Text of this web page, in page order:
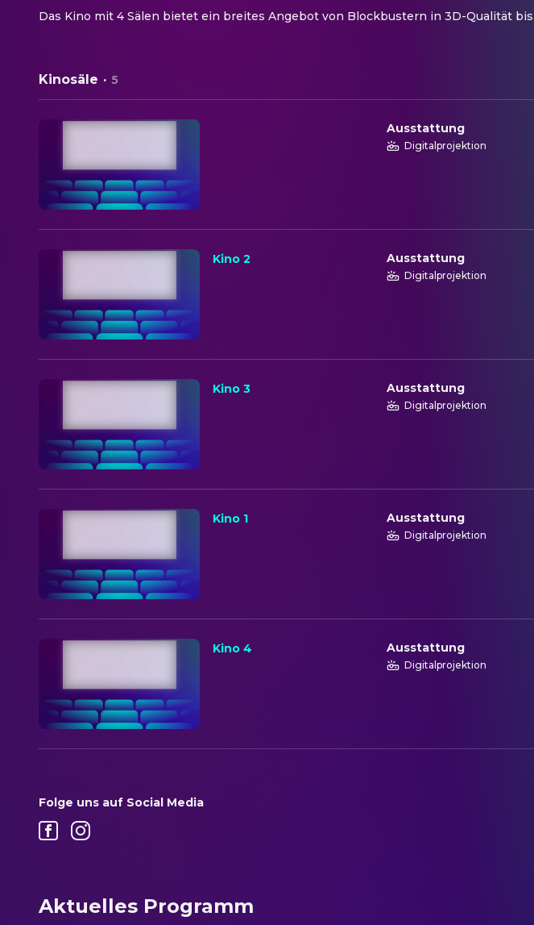
Das Kino mit 4 Sälen bietet ein breites Angebot von Blockbustern in 3D-Qualität
Kinosäle · 5
Ausstattung
Digitalprojektion
Kino 2 Ausstattung
Digitalprojektion
Kino 3 Ausstattung
Digitalprojektion
Kino 1 Ausstattung
Digitalprojektion
Kino 4 Ausstattung
Digitalprojektion
Folge uns auf Social Media
Aktuelles Programm